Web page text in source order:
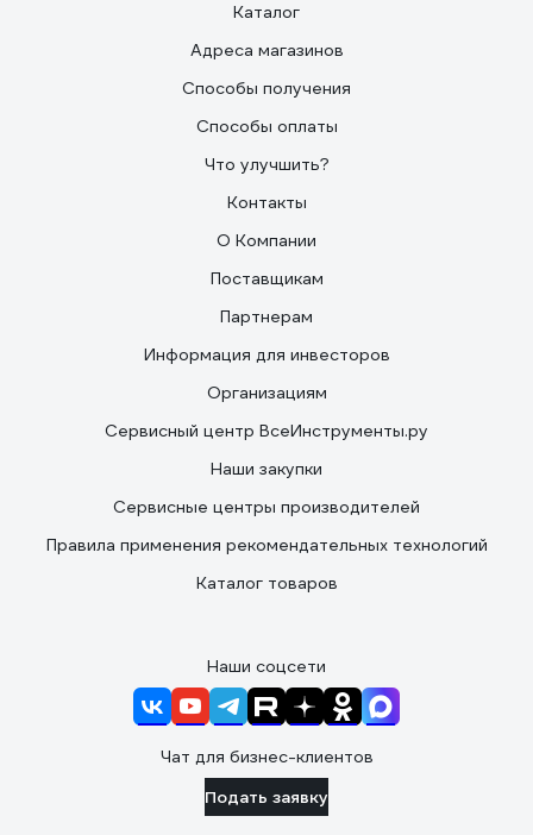
Каталог
Адреса магазинов
Способы получения
Способы оплаты
Что улучшить?
Контакты
О Компании
Поставщикам
Партнерам
Информация для инвесторов
Организациям
Сервисный центр ВсеИнструменты.ру
Наши закупки
Сервисные центры производителей
Правила применения рекомендательных технологий
Каталог товаров
Наши соцсети
Чат для бизнес-клиентов
Подать заявку